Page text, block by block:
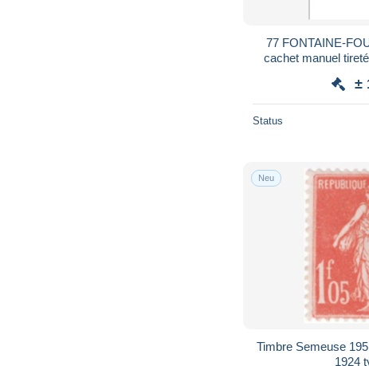
77 FONTAINE-
cachet manuel
±
Status
Neu
Timbre Semeuse
1924